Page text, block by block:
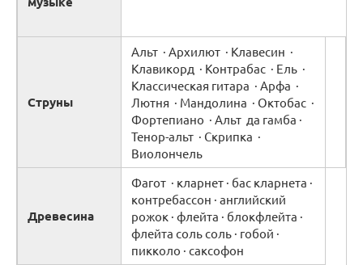
Струны
Альт · Архилют · Клавесин ·
Клавикорд · Контрабас · Ель ·
Классическая гитара · Арфа ·
Лютня · Мандолина · Октобас ·
Фортепиано · Альт да гамба ·
Тенор-альт · Скрипка ·
Виолончель
Древесина
Фагот · кларнет · бас кларнета ·
контребассон · английский
рожок · флейта · блокфлейта ·
флейта соль соль · гобой ·
пикколо · саксофон